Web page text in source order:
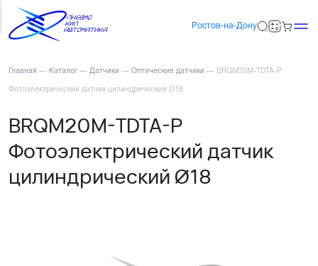
Ростов-на-Дону
Главная — Каталог — Датчики — Оптические датчики — BRQM20M-TDTA-P
Фотоэлектрический датчик цилиндрический Ø18
BRQM20M-TDTA-P
Фотоэлектрический датчик
цилиндрический Ø18